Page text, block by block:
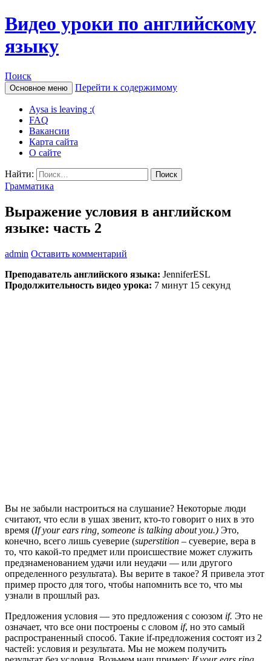
Видео уроки по английскому
языку
Поиск
Основное меню Перейти к содержимому
Aysa is leaving :(
FAQ
Вакансии
Карта сайта
О сайте
Найти:
Грамматика
Выражение условия в английском
языке: часть 2
admin Оставить комментарий
Преподаватель английского языка: JenniferESL
Продолжительность видео урока: 7 минут 15 секунд
Вы не забыли настроиться на слушание? Некоторые люди
считают, что если в ушах звенит, кто-то говорит о них в это
время (If your ears ring, someone is talking about you.) Это,
конечно, всего лишь суеверие (superstition – суеверие, вера в
то, что какой-то предмет или происшествие может служить
предзнаменованием удачи или неудачи — или другого
определенного результата). Вы верите в такое? Я привела этот
пример просто для того, чтобы напомнить все то, что мы
узнали в прошлый раз.
Предложения условия — это предложения с союзом if. Это не
означает, что все они построены с словом if, но это самый
распространенный способ. Такие if-предложения состоят из 2
частей: условия и результата. Мы не можем получить